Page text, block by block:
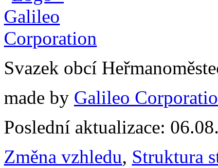
Svazek obcí
made by Galileo
Poslední aktualizace:
Změna vzhledu, Struktura